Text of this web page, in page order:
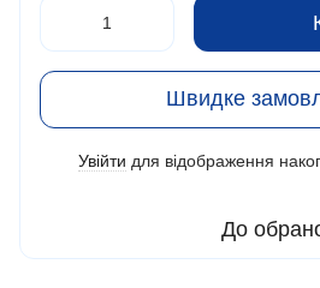
Швидке
Увійти для відображення
До